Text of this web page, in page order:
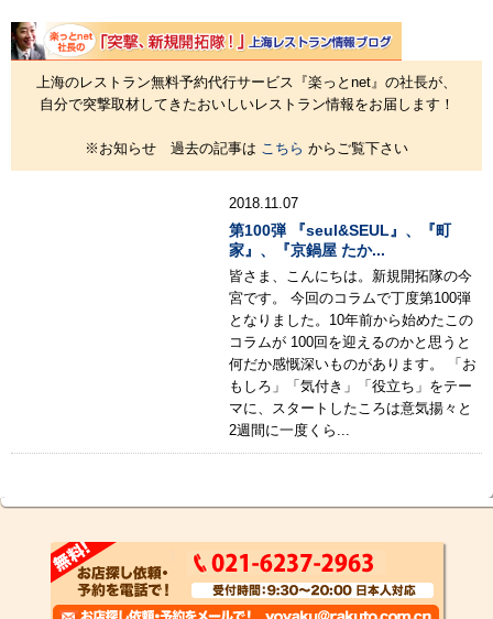
上海のレストラン無料予約代行サービス『楽っとnet』の社長が、
自分で突撃取材してきたおいしいレストラン情報をお届します！
※お知らせ 過去の記事は こちら からご覧下さい
2018.11.07
第100弾 『seul&SEUL』、『町
家』、『京鍋屋 たか...
皆さま、こんにちは。新規開拓隊の今
宮です。 今回のコラムで丁度第100弾
となりました。10年前から始めたこの
コラムが 100回を迎えるのかと思うと
何だか感慨深いものがあります。 「お
もしろ」「気付き」「役立ち」をテー
マに、スタートしたころは意気揚々と
2週間に一度くら...